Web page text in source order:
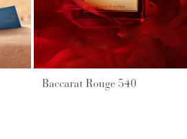
Baccarat Rouge 540